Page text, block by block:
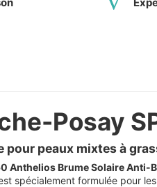
Posay
peaux mixtes à
Anthelios Brume Solaire Anti-
spécialement formulée pour les